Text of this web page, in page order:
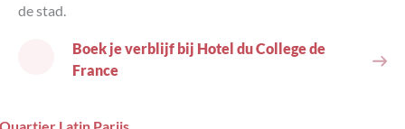
de stad.
Boek je verblijf bij Hotel du College de
France